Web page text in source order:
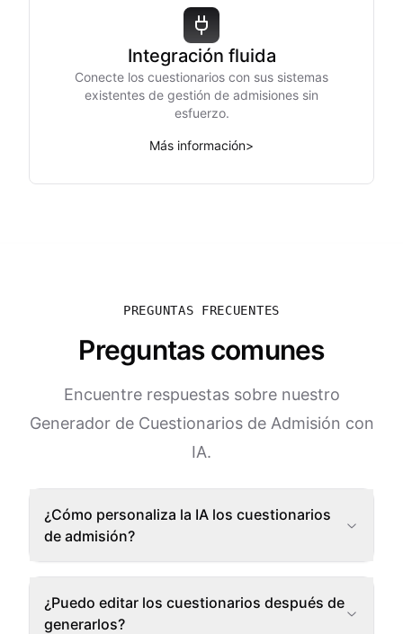
Integración fluida
Conecte los cuestionarios con sus sistemas
existentes de gestión de admisiones sin
esfuerzo.
Más información>
PREGUNTAS FRECUENTES
Preguntas comunes
Encuentre respuestas sobre nuestro
Generador de Cuestionarios de Admisión con
IA.
¿Cómo personaliza la IA los cuestionarios
de admisión?
¿Puedo editar los cuestionarios después de
generarlos?